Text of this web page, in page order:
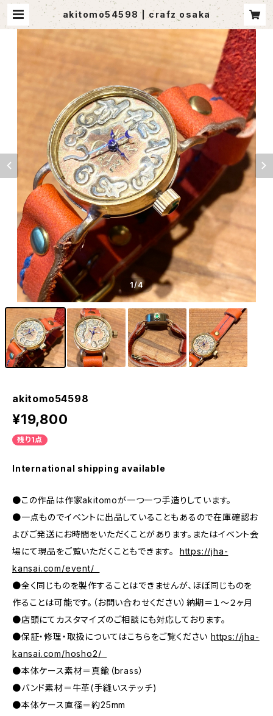
akitomo54598 | crafz osaka
1/4
akitomo54598
¥19,800
残り1点
International shipping available
●この作品は作家akitomoが一つ一つ手造りしています。
●一点ものでイベントに出品していることもあるので在庫確認お
よびご発送にお時間をいただくことがあります。またはイベント会
場にて現品をご覧いただくこともできます。 https://jha-
kansai.com/event/
●全く同じものを製作することはできませんが、ほぼ同じものを
作ることは可能です。（お問い合わせください）納期＝１～２ヶ月
●店頭にてカスタマイズのご相談にも対応しております。
●保証・修理・取扱についてはこちらをご覧くださいhttps://jha-
kansai.com/hosho2/
●本体ケース素材＝真鍮（brass）
●バンド素材＝牛革(手縫いステッチ)
●本体ケース直径＝約25mm